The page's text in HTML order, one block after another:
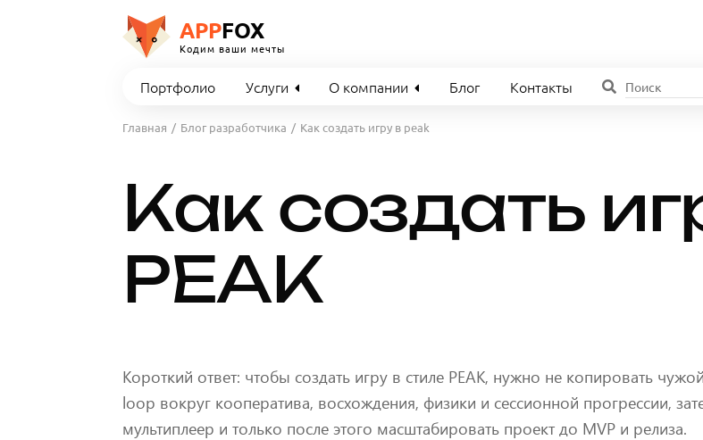
APPFOX
Кодим ваши мечты
Портфолио Услуги О компании Блог Контакты
Главная Блог разработчика Как создать игру в peak
Как создать
PEAK
Короткий ответ: чтобы создать игру в стиле PEAK, нужно не копировать
loop вокруг кооператива, восхождения, физики и сессионной прогрессии,
мультиплеер и только после этого масштабировать проект до MVP и релиза.